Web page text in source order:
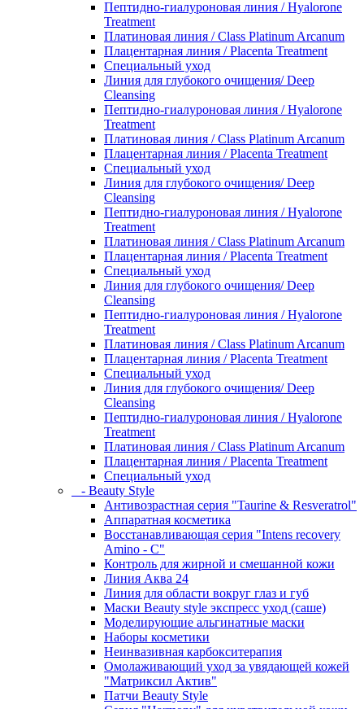
Пептидно-гиалуроновая линия / Hyalorone
Treatment
Платиновая линия / Class Platinum Arcanum
Плацентарная линия / Placenta Treatment
Специальный уход
Линия для глубокого очищения/ Deep
Cleansing
Пептидно-гиалуроновая линия / Hyalorone
Treatment
Платиновая линия / Class Platinum Arcanum
Плацентарная линия / Placenta Treatment
Специальный уход
Линия для глубокого очищения/ Deep
Cleansing
Пептидно-гиалуроновая линия / Hyalorone
Treatment
Платиновая линия / Class Platinum Arcanum
Плацентарная линия / Placenta Treatment
Специальный уход
Линия для глубокого очищения/ Deep
Cleansing
Пептидно-гиалуроновая линия / Hyalorone
Treatment
Платиновая линия / Class Platinum Arcanum
Плацентарная линия / Placenta Treatment
Специальный уход
Линия для глубокого очищения/ Deep
Cleansing
Пептидно-гиалуроновая линия / Hyalorone
Treatment
Платиновая линия / Class Platinum Arcanum
Плацентарная линия / Placenta Treatment
Специальный уход
- Beauty Style
Антивозрастная серия "Taurine & Resveratrol"
Аппаратная косметика
Восстанавливающая серия "Intens recovery
Amino - C"
Контроль для жирной и смешанной кожи
Линия Аква 24
Линия для области вокруг глаз и губ
Маски Beauty style экспресс уход (саше)
Моделирующие альгинатные маски
Наборы косметики
Неинвазивная карбокситерапия
Омолаживающий уход за увядающей кожей
"Матриксил Актив"
Патчи Beauty Style